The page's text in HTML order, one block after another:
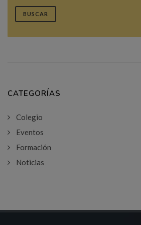
BUSCAR
CATEGORÍAS
Colegio
Eventos
Formación
Noticias